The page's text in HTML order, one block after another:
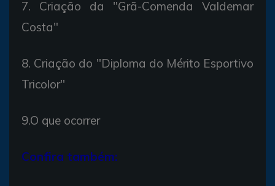
7. Criação da "Grã-Comenda Valdemar
Costa"
8. Criação do "Diploma do Mérito Esportivo
Tricolor"
9.O que ocorrer
Confira também: